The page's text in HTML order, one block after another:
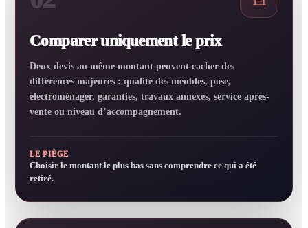
Comparer uniquement le prix
Deux devis au même montant peuvent cacher des
différences majeures : qualité des meubles, pose,
électroménager, garanties, travaux annexes, service après-
vente ou niveau d’accompagnement.
LE PIÈGE
Choisir le montant le plus bas sans comprendre ce qui a été
retiré.